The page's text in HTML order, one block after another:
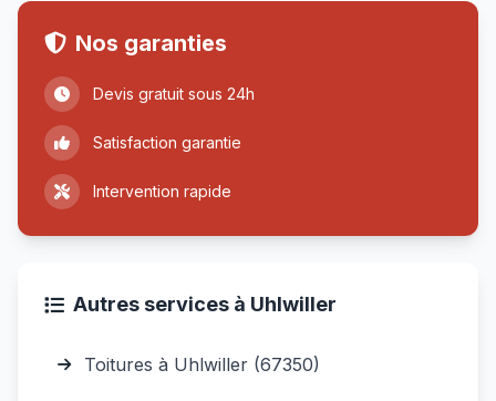
Nos garanties
Devis gratuit sous 24h
Satisfaction garantie
Intervention rapide
Autres services à Uhlwiller
Toitures à Uhlwiller (67350)